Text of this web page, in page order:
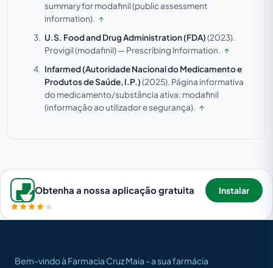
summary for modafinil (public assessment
information). ↑
U.S. Food and Drug Administration (FDA)(2023).
Provigil (modafinil) — Prescribing Information. ↑
Infarmed (Autoridade Nacional do Medicamento e
Produtos de Saúde, I.P.)(2025). Página informativa
do medicamento/substância ativa: modafinil
(informação ao utilizador e segurança). ↑
Obtenha a nossa aplicação gratuita Instalar
Bem-vindo à Farmacia Cruz Maia - a sua farmácia